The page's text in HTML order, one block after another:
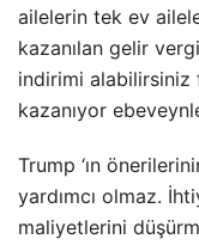
ailelerin tek ev
kazanılan gelir
indirimi
kazanıyor
Trump ‘ın
yardımcı olmaz.
maliyetlerini